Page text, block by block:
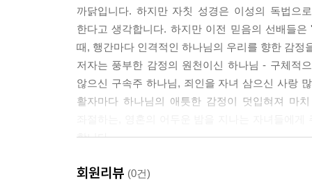
까닭입니다. 하지만 자칫 성경은 이성의 독법으
한다고 생각합니다. 하지만 이전 믿음의 선배들
때, 행간마다 인격적인 하나님의 우리를 향한 감
저자는 풍부한 감정의 원천이신 하나님 - 구체적
않으신 구속주 하나님, 죄인을 자녀 삼으신 사랑
활자마다 하나님의 애틋한 감정이 덧입혀져 마
합니다.
우리가 당면한 고민과 상황에 대한 하나님의 권
회원리뷰 (0건)